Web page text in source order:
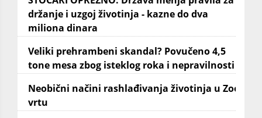
držanje i uzgoj životinja - kazne do dva
miliona dinara
Veliki prehrambeni skandal? Povučeno 4,5
tone mesa zbog isteklog roka i nepravilnosti
Neobični načini rashlađivanja životinja u Zoo
vrtu